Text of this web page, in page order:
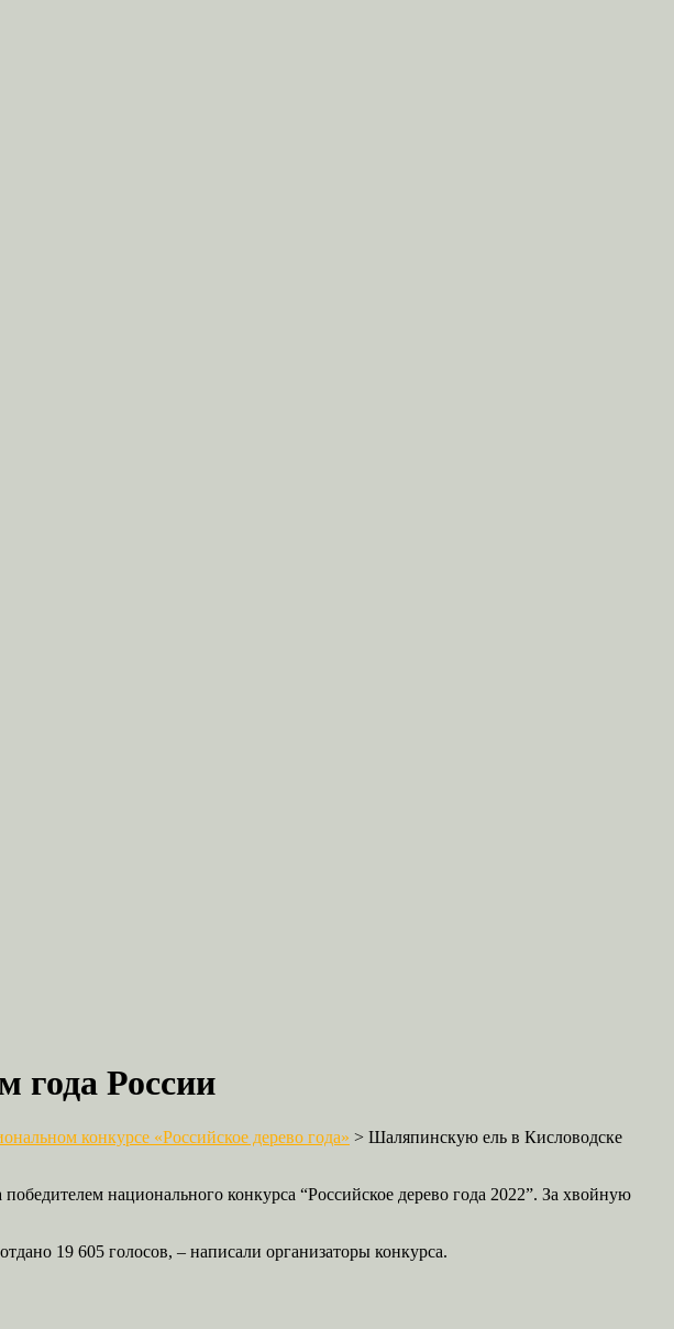
года России
конкурсе «Российское дерево года» > Шаляпинскую ель в Кисловодске
национального конкурса “Российское дерево года 2022”. За хвойную
19 605 голосов, – написали организаторы конкурса.